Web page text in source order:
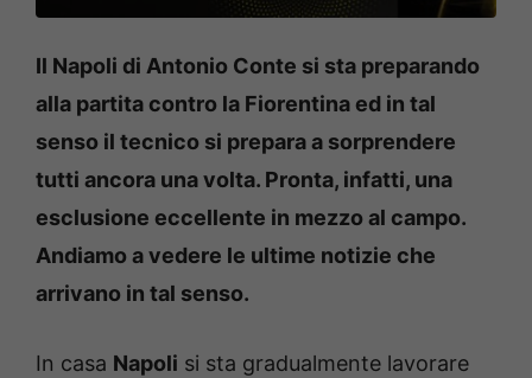
Il Napoli di Antonio Conte si sta preparando
alla partita contro la Fiorentina ed in tal
senso il tecnico si prepara a sorprendere
tutti ancora una volta. Pronta, infatti, una
esclusione eccellente in mezzo al campo.
Andiamo a vedere le ultime notizie che
arrivano in tal senso.
In casa Napoli si sta gradualmente lavorare